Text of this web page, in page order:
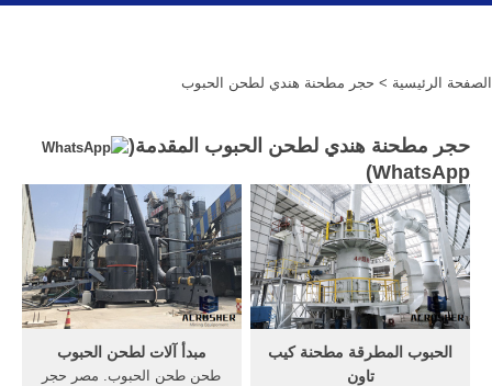
الصفحة الرئيسية > حجر مطحنة هندي لطحن الحبوب
حجر مطحنة هندي لطحن الحبوب المقدمة(
WhatsApp
)
مبدأ آلات لطحن الحبوب
طحن طحن الحبوب. مصر حجر
الحبوب المطرقة مطحنة كيب
تاون